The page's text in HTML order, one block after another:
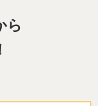
ら